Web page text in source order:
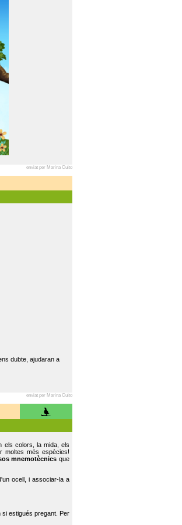
enviat per Marina Cuito
dubte, ajudaran a
enviat per Marina Cuito
els colors, la mida, els
moltes més espècies!
mnemotècnics que
ocell, i associar-la a
estigués pregant. Per